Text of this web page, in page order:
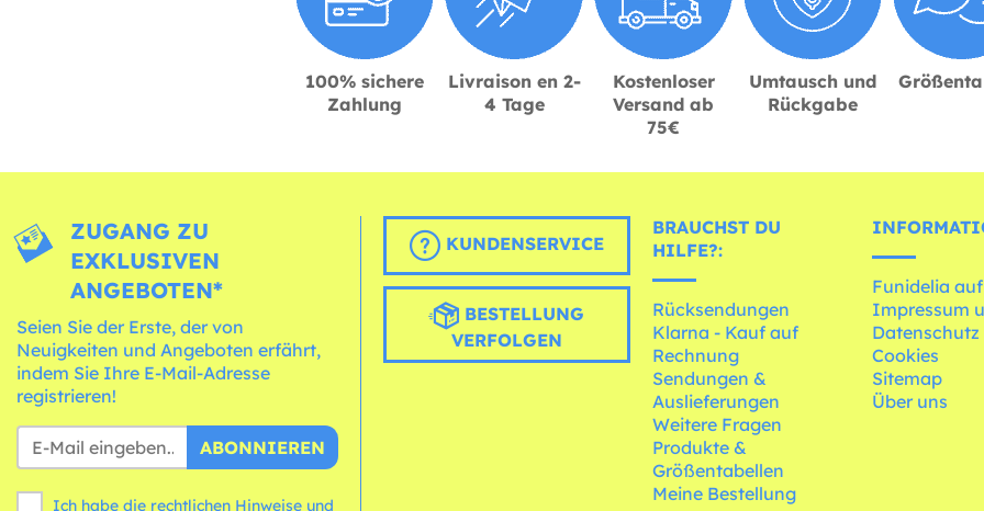
100% sichere
Zahlung
Livraison en 2-
4 Tage
Kostenloser
Versand ab
75€
Umtausch und
Rückgabe
ZUGANG ZU
EXKLUSIVEN
ANGEBOTEN*
Seien Sie der Erste, der von
Neuigkeiten und Angeboten erfährt,
indem Sie Ihre E-Mail-Adresse
registrieren!
ABONNIEREN
Ich habe die rechtlichen Hinweise und
KUNDENSERVICE
BESTELLUNG
VERFOLGEN
BRAUCHST DU
HILFE?:
Rücksendungen
Klarna - Kauf auf
Rechnung
Sendungen &
Auslieferungen
Weitere Fragen
Produkte &
Größentabellen
Meine Bestellung
Funidelia
Impressum
Datenschutz
Cookies
Sitemap
Über uns